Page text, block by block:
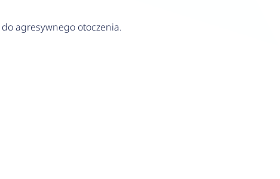
agresywnego otoczenia.